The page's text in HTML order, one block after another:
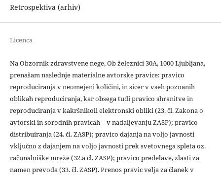
Retrospektiva (arhiv)
Licenca
Na Obzornik zdravstvene nege, Ob železnici 30A, 1000 Ljubljana,
prenašam naslednje materialne avtorske pravice: pravico
reproduciranja v neomejeni količini, in sicer v vseh poznanih
oblikah reproduciranja, kar obsega tudi pravico shranitve in
reproduciranja v kakršnikoli elektronski obliki (23. čl. Zakona o
avtorski in sorodnih pravicah – v nadaljevanju ZASP); pravico
distribuiranja (24. čl. ZASP); pravico dajanja na voljo javnosti
vključno z dajanjem na voljo javnosti prek svetovnega spleta oz.
računalniške mreže (32.a čl. ZASP); pravico predelave, zlasti za
namen prevoda (33. čl. ZASP). Prenos pravic velja za članek v